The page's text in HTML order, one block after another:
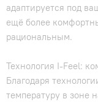
адаптируется под
ещё более
рациональным.
Технология I‑Feel:
Благодаря
температуру в зоне